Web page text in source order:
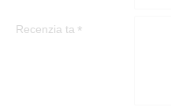
Recenzia ta